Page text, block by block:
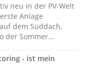
neu in der PV-Welt
Anlage
dem Süddach,
der Sommer…
- ist mein